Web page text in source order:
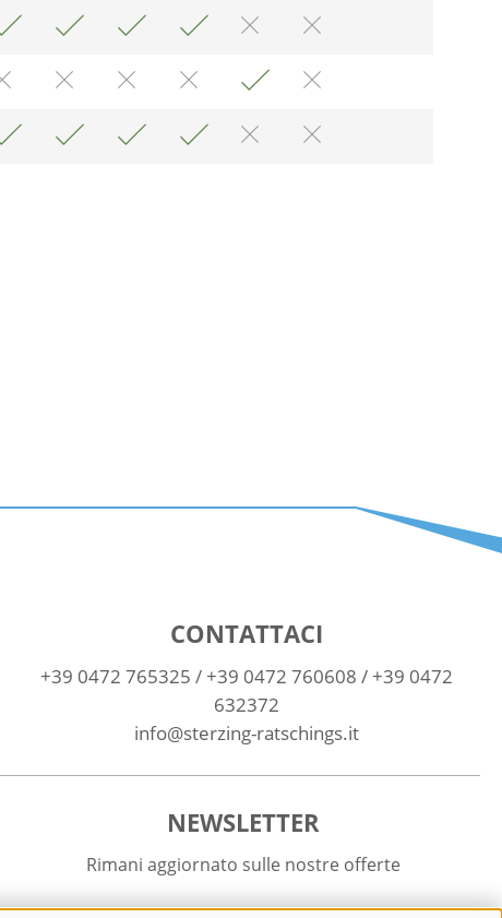
CONTATTACI
+39 0472 765325 / +39 0472 760608 / +39 0472
632372
info@sterzing-ratschings.it
NEWSLETTER
Rimani aggiornato sulle nostre offerte